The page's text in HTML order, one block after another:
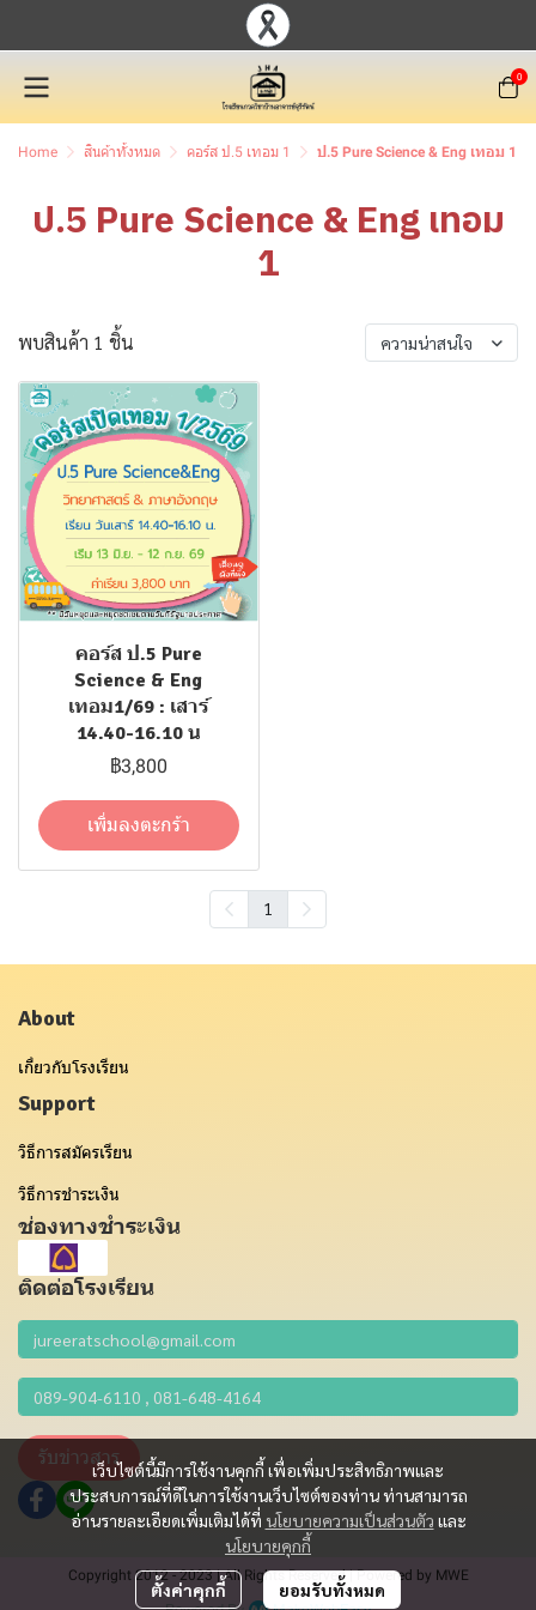
0
Home สินค้าทั้งหมด คอร์ส ป.5 เทอม 1 ป.5 Pure Science & Eng เทอม 1
ป.5 Pure Science & Eng เทอม
1
พบสินค้า 1 ชิ้น ความน่าสนใจ
คอร์ส ป.5 Pure
Science & Eng
เทอม1/69 : เสาร์
14.40-16.10 น
฿3,800
เพิ่มลงตะกร้า
1
เว็บไซต์นี้มีการใช้งานคุกกี้ เพื่อเพิ่มประสิทธิภาพและ
ประสบการณ์ที่ดีในการใช้งานเว็บไซต์ของท่าน ท่านสามารถ
อ่านรายละเอียดเพิ่มเติมได้ที่ นโยบายความเป็นส่วนตัว และ
นโยบายคุกกี้
ตั้งค่าคุกกี้ ยอมรับทั้งหมด
About
เกี่ยวกับโรงเรียน
Support
วิธีการสมัครเรียน
วิธีการชำระเงิน
ช่องทางชำระเงิน
ติดต่อโรงเรียน
รับข่าวสาร
Copyright 2012 - 2023 | All Rights Reserved | Powered by MWE